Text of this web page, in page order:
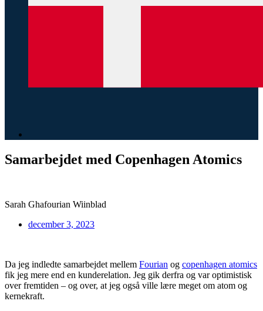
Samarbejdet med Copenhagen Atomics
Sarah Ghafourian Wiinblad
december 3, 2023
Da jeg indledte samarbejdet mellem Fourian og copenhagen atomics
fik jeg mere end en kunderelation. Jeg gik derfra og var optimistisk
over fremtiden – og over, at jeg også ville lære meget om atom og
kernekraft.